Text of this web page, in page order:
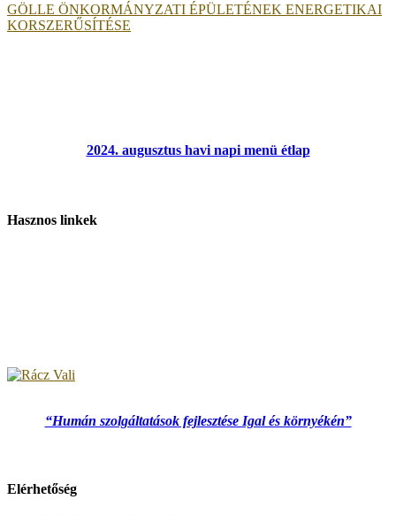
GÖLLE ÖNKORMÁNYZATI ÉPÜLETÉNEK ENERGETIKAI
KORSZERŰSÍTÉSE
2024. augusztus havi napi menü étlap
Hasznos linkek
“Humán szolgáltatások fejlesztése Igal és környékén”
Elérhetőség